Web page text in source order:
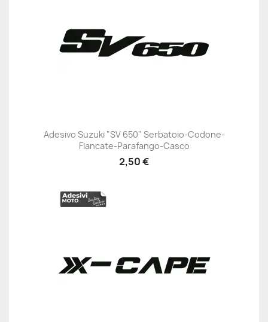
Adesivo Suzuki "SV 650" Serbatoio-Codone-
Fiancate-Parafango-Casco
2,50 €